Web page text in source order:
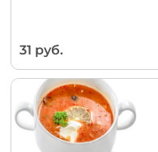
31 руб.